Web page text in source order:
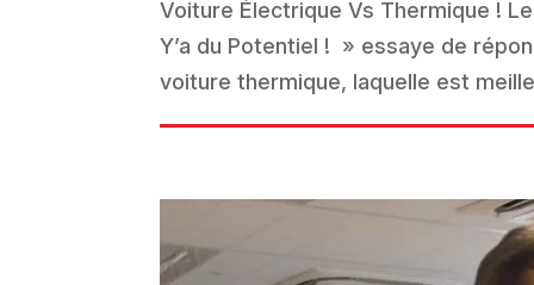
Voiture Électrique Vs Thermique !
Y’a du Potentiel ! » essaye de
voiture thermique, laquelle est